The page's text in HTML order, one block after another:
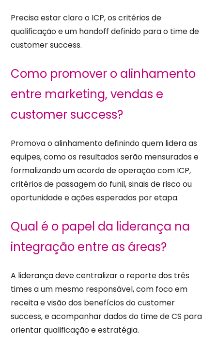
Precisa estar claro o ICP, os critérios de
qualificação e um handoff definido para o time de
customer success.
Como promover o alinhamento
entre marketing, vendas e
customer success?
Promova o alinhamento definindo quem lidera as
equipes, como os resultados serão mensurados e
formalizando um acordo de operação com ICP,
critérios de passagem do funil, sinais de risco ou
oportunidade e ações esperadas por etapa.
Qual é o papel da liderança na
integração entre as áreas?
A liderança deve centralizar o reporte dos três
times a um mesmo responsável, com foco em
receita e visão dos benefícios do customer
success, e acompanhar dados do time de CS para
orientar qualificação e estratégia.